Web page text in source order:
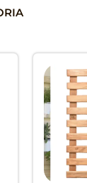
- Cuide do Planeta